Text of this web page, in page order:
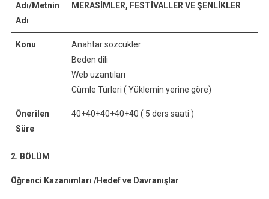
Adı/Metnin
Adı
MERASİMLER, FESTİVALLER VE ŞENLİKLER
Konu
Anahtar sözcükler
Beden dili
Web uzantıları
Cümle Türleri ( Yüklemin yerine göre)
Önerilen
Süre
40+40+40+40+40 ( 5 ders saati )
2. BÖLÜM
Öğrenci Kazanımları /Hedef ve Davranışlar